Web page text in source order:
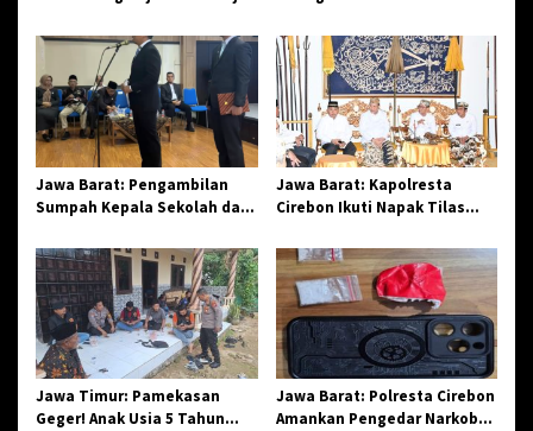
2026
Jangkar Gelar Halal Bi Halal
di Losari
Jawa Barat: Pengambilan
Sumpah Kepala Sekolah dan
Penegasan Integritas
Aparatur Pendidikan dan
Birokrasi
Jawa Barat: Kapolresta
Cirebon Ikuti Napak Tilas
Sinergi dan Pelestarian
Sejarah
Jawa Timur: Pamekasan
Geger! Anak Usia 5 Tahun
Jawa Barat: Polresta Cirebon
Amankan Pengedar Narkoba